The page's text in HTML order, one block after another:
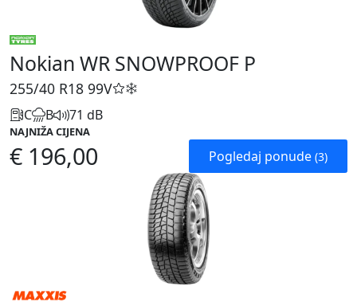
Nokian WR SNOWPROOF P
255/40 R18 99V
C B 71 dB
NAJNIŽA CIJENA
€ 196,00 Pogledaj ponude (3)